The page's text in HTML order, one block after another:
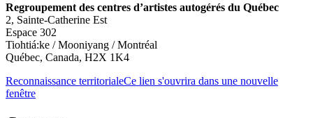
Regroupement des centres d’artistes autogérés du Québec
2, Sainte-Catherine Est
Espace 302
Tiohtiá:ke / Mooniyang / Montréal
Québec, Canada, H2X 1K4
Reconnaissance territorialeCe lien s'ouvrira dans une nouvelle
fenêtre